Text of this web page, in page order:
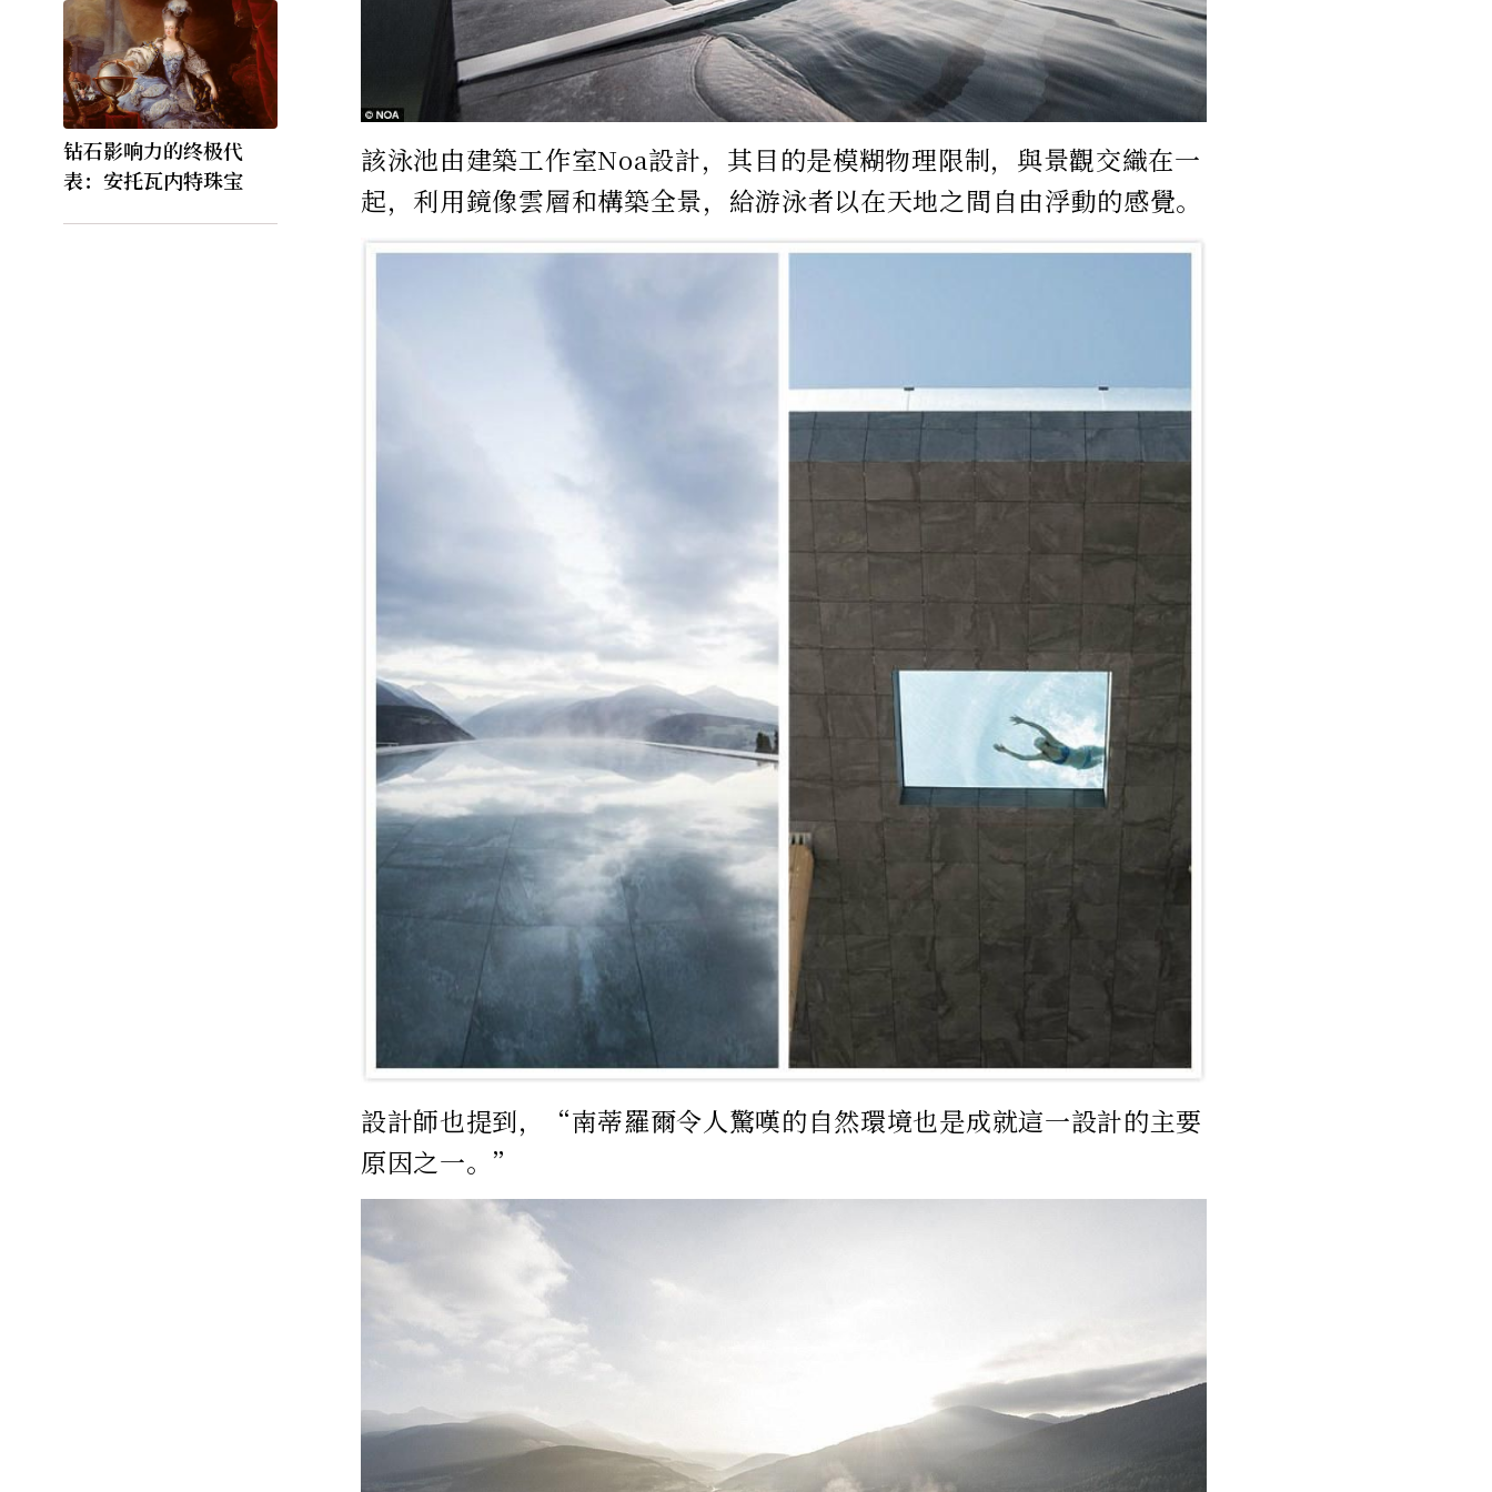
钻石影响力的终极代
表：安托瓦内特珠宝
該泳池由建築工作室Noa設計，其目的是模糊物理限制，與景觀交織在一
起，利用鏡像雲層和構築全景，給游泳者以在天地之間自由浮動的感覺。
設計師也提到，“南蒂羅爾令人驚嘆的自然環境也是成就這一設計的主要
原因之一。”